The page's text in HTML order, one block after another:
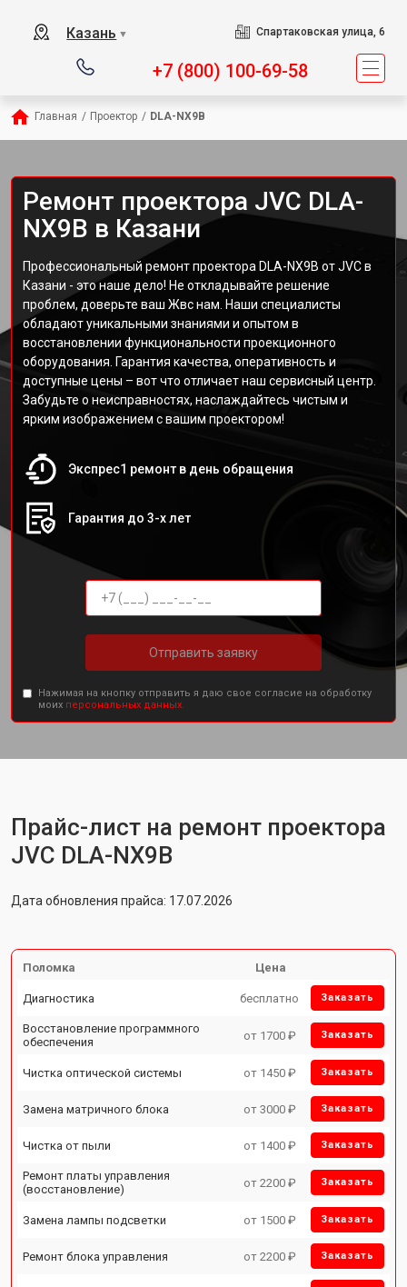
Казань ▼ Спартаковская улица, 6
+7 (800) 100-69-58
Главная / Проектор / DLA-NX9B
Ремонт проектора JVC DLA-
NX9B в Казани
Профессиональный ремонт проектора DLA-NX9B от JVC в
Казани - это наше дело! Не откладывайте решение
проблем, доверьте ваш Жвс нам. Наши специалисты
обладают уникальными знаниями и опытом в
восстановлении функциональности проекционного
оборудования. Гарантия качества, оперативность и
доступные цены – вот что отличает наш сервисный центр.
Забудьте о неисправностях, наслаждайтесь чистым и
ярким изображением с вашим проектором!
Экспрес1 ремонт в день обращения
Гарантия до 3-х лет
Отправить заявку
Нажимая на кнопку отправить я даю свое согласие на обработку
моих персональных данных.
Прайс-лист на ремонт проектора
JVC DLA-NX9B
Дата обновления прайса: 17.07.2026
Поломка Цена
Диагностика бесплатно Заказать
Восстановление программного
обеспечения
от 1700 ₽ Заказать
Чистка оптической системы от 1450 ₽ Заказать
Замена матричного блока от 3000 ₽ Заказать
Чистка от пыли от 1400 ₽ Заказать
Ремонт платы управления
(восстановление)
от 2200 ₽ Заказать
Замена лампы подсветки от 1500 ₽ Заказать
Ремонт блока управления от 2200 ₽ Заказать